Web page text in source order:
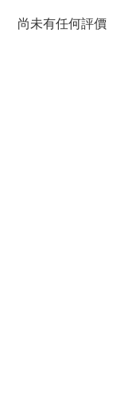
尚未有任何評價